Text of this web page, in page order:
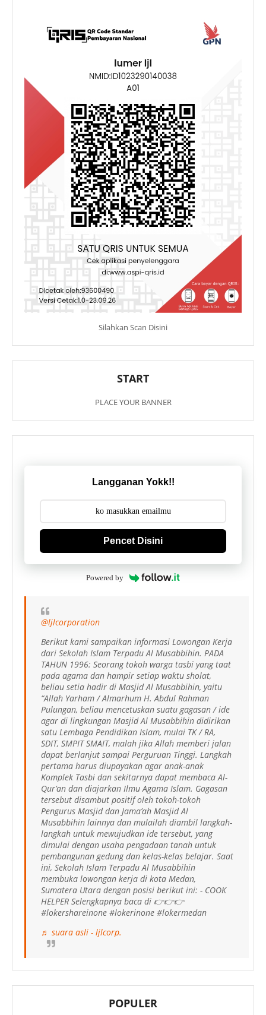
Silahkan Scan Disini
START
PLACE YOUR BANNER
Langganan Yokk!!
Pencet Disini
Powered by
@ljlcorporation
Berikut kami sampaikan informasi Lowongan Kerja
dari Sekolah Islam Terpadu Al Musabbihin. PADA
TAHUN 1996: Seorang tokoh warga tasbi yang taat
pada agama dan hampir setiap waktu sholat,
beliau setia hadir di Masjid Al Musabbihin, yaitu
“Allah Yarham / Almarhum H. Abdul Rahman
Pulungan, beliau mencetuskan suatu gagasan / ide
agar di lingkungan Masjid Al Musabbihin didirikan
satu Lembaga Pendidikan Islam, mulai TK / RA,
SDIT, SMPIT SMAIT, malah jika Allah memberi jalan
dapat berlanjut sampai Perguruan Tinggi. Langkah
pertama harus diupayakan agar anak-anak
Komplek Tasbi dan sekitarnya dapat membaca Al-
Qur’an dan diajarkan Ilmu Agama Islam. Gagasan
tersebut disambut positif oleh tokoh-tokoh
Pengurus Masjid dan Jama’ah Masjid Al
Musabbihin lainnya dan mulailah diambil langkah-
langkah untuk mewujudkan ide tersebut, yang
dimulai dengan usaha pengadaan tanah untuk
pembangunan gedung dan kelas-kelas belajar. Saat
ini, Sekolah Islam Terpadu Al Musabbihin
membuka lowongan kerja di kota Medan,
Sumatera Utara dengan posisi berikut ini: - COOK
HELPER Selengkapnya baca di 👉👉👉
#lokershareinone #lokerinone #lokermedan
♬ suara asli - ljlcorp.
POPULER